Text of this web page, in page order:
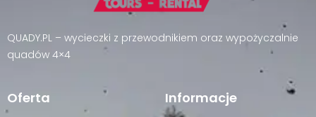
QUADY.PL – wycieczki z przewodnikiem oraz wypożyczalnie
quadów 4×4
Oferta Informacje